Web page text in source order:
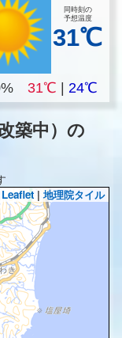
同時刻の
予想温度
31℃
31℃ |24℃
築中）の
Leaflet | 地理院タイル